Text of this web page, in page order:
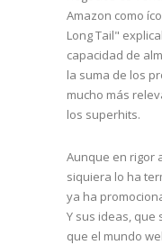
Amazon como
Long Tail"
capacidad de
la suma de los
mucho más
los superhits.
Aunque en rigor
siquiera lo ha
ya ha
Y sus ideas, que
que el mundo